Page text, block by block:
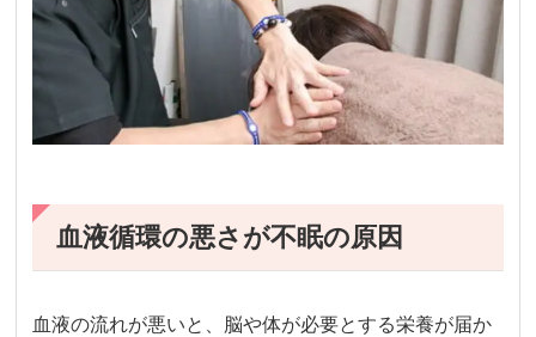
血液循環の悪さが不眠の原因
血液の流れが悪いと、脳や体が必要とする栄養が届か